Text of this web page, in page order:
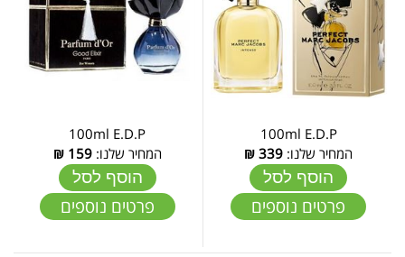
100ml E.D.P
המחיר שלנו: 339
₪
הוסף לסל
פרטים נוספים
100ml E.D.P
המחיר שלנו:159
₪
הוסף לסל
פרטים נוספים